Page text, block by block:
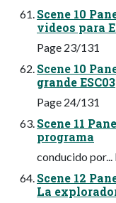
Scene 10
videos para
Page 23/131
Scene 10
grande ESC03
Page 24/131
Scene 11
programa
conducido por...
Scene 12
La